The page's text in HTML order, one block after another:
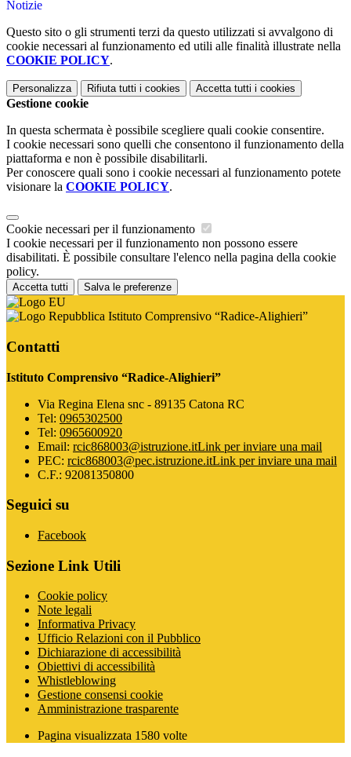
Notizie
Questo sito o gli strumenti terzi da questo utilizzati si avvalgono di
cookie necessari al funzionamento ed utili alle finalità illustrate nella
COOKIE POLICY.
Personalizza Rifiuta tutti i cookies Accetta tutti i cookies
Gestione cookie
In questa schermata è possibile scegliere quali cookie consentire.
I cookie necessari sono quelli che consentono il funzionamento della
piattaforma e non è possibile disabilitarli.
Per conoscere quali sono i cookie necessari al funzionamento potete
visionare la COOKIE POLICY.
Cookie necessari per il funzionamento
I cookie necessari per il funzionamento non possono essere
disabilitati. È possibile consultare l'elenco nella pagina della cookie
policy.
Accetta tutti Salva le preferenze
Istituto Comprensivo “Radice-Alighieri”
Contatti
Istituto Comprensivo “Radice-Alighieri”
Via Regina Elena snc - 89135 Catona RC
Tel: 0965302500
Tel: 0965600920
Email: rcic868003@istruzione.itLink per inviare una mail
PEC: rcic868003@pec.istruzione.itLink per inviare una mail
C.F.: 92081350800
Seguici su
Facebook
Sezione Link Utili
Cookie policy
Note legali
Informativa Privacy
Ufficio Relazioni con il Pubblico
Dichiarazione di accessibilità
Obiettivi di accessibilità
Whistleblowing
Gestione consensi cookie
Amministrazione trasparente
Pagina visualizzata 1580 volte